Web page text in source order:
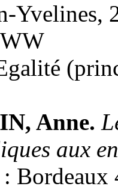
Yvelines,
Anne.
aux